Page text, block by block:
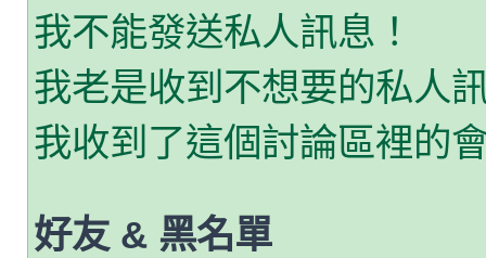
我不能發送私人訊息！
我老是收到不想要的私人
我收到了這個討論區裡的
好友 & 黑名單